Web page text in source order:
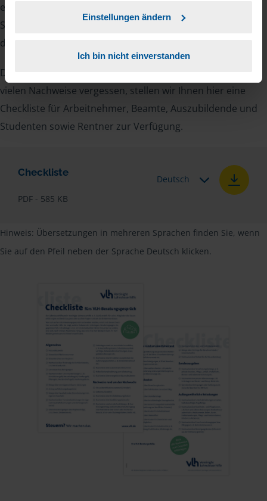
Einstellungen ändern
Ich bin nicht einverstanden
elektronische Lohnsteuerbescheinigung, Ihre
Steueridentifikationsnummer, der Rentenbescheid oder
die Bescheinigung über das Kindergeld.
Damit Sie sich gut vorbereiten können und keinen der
vielen Nachweise vergessen, stellen wir Ihnen hier eine
Checkliste für Arbeitnehmer, Beamte, Auszubildende und
Studenten sowie Rentner zur Verfügung.
Checkliste
PDF - 585 KB
Deutsch
Hinweis: Übersetzungen in mehreren Sprachen finden Sie, wenn
Sie auf den Pfeil neben der Sprache Deutsch klicken.